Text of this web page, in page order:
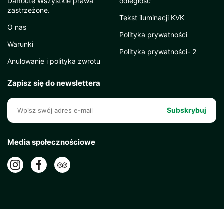
zastrzeżone.
O nas
Warunki
Anulowanie i polityka zwrotu
Tekst iluminacji KVK
Polityka prywatności
Polityka prywatności- 2
Zapisz się do newslettera
Subskrybuj
Media społecznościowe